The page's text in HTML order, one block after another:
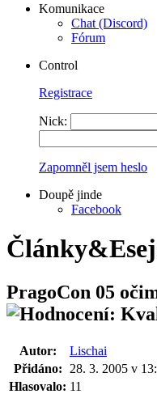
Komunikace
Chat (Discord)
Fórum
Control
Registrace
Nick:
Zapomněl jsem heslo
Doupě jinde
Facebook
PragoCon 05
Autor:
Lischai
Přidáno:
28. 3. 2005 v
Hlasovalo: 11